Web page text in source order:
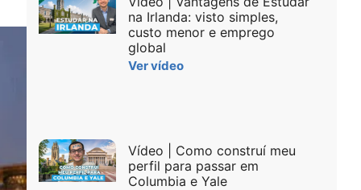
na Irlanda: visto simples,
custo menor e emprego
global
Ver vídeo
Vídeo | Como construí meu
perfil para passar em
Columbia e Yale